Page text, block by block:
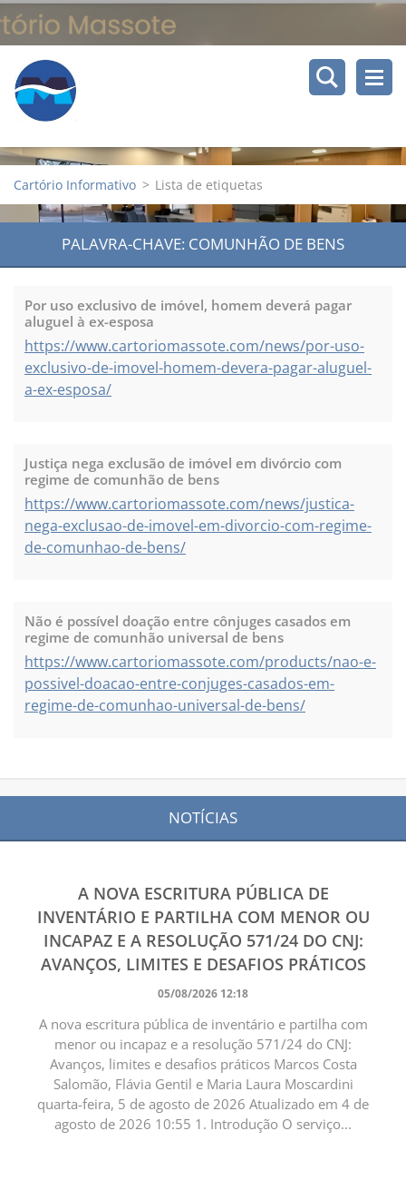
Cartório Informativo > Lista de etiquetas
PALAVRA-CHAVE: COMUNHÃO DE BENS
Por uso exclusivo de imóvel, homem deverá pagar
aluguel à ex-esposa
https://www.cartoriomassote.com/news/por-uso-
exclusivo-de-imovel-homem-devera-pagar-aluguel-
a-ex-esposa/
Justiça nega exclusão de imóvel em divórcio com
regime de comunhão de bens
https://www.cartoriomassote.com/news/justica-
nega-exclusao-de-imovel-em-divorcio-com-regime-
de-comunhao-de-bens/
Não é possível doação entre cônjuges casados em
regime de comunhão universal de bens
https://www.cartoriomassote.com/products/nao-e-
possivel-doacao-entre-conjuges-casados-em-
regime-de-comunhao-universal-de-bens/
NOTÍCIAS
A NOVA ESCRITURA PÚBLICA DE
INVENTÁRIO E PARTILHA COM MENOR OU
INCAPAZ E A RESOLUÇÃO 571/24 DO CNJ:
AVANÇOS, LIMITES E DESAFIOS PRÁTICOS
05/08/2026 12:18
A nova escritura pública de inventário e partilha com
menor ou incapaz e a resolução 571/24 do CNJ:
Avanços, limites e desafios práticos Marcos Costa
Salomão, Flávia Gentil e Maria Laura Moscardini
quarta-feira, 5 de agosto de 2026 Atualizado em 4 de
agosto de 2026 10:55 1. Introdução O serviço...